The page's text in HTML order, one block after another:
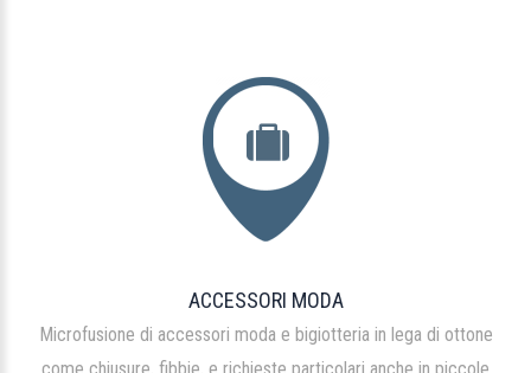
ACCESSORI MODA
Microfusione di accessori moda e bigiotteria in lega di ottone